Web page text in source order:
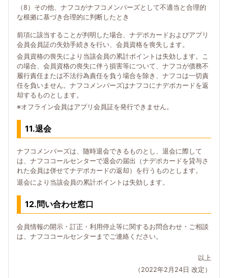
（8）その他、ナフコがナフコメンバーズとして不適当と合理的
な根拠に基づき合理的に判断したとき
前項に該当することが判明した場合、ナデポカードおよびアプリ
会員会員証の失効手続きを行い、会員資格を喪失します。
会員資格の喪失により当該会員の累計ポイントは失効します。こ
の場合、会員資格の喪失に伴う損害等について、ナフコが債務不
履行責任または不法行為責任を負う場合を除き、ナフコは一切責
任を負いません。ナフコメンバーズはナフコにナデポカードを返
却するものとします。
※オフライン会員はアプリ会員証を発行できません。
11.退会
ナフコメンバーズは、随時退会できるものとし、退会に際して
は、ナフココールセンターで退会の届出（ナデポカードを貸与さ
れた会員は併せてナデポカードの返却）を行うものとします。
退会により当該会員の累計ポイントは失効します。
12.問い合わせ窓口
会員情報の開示・訂正・利用停止等に関するお問合わせ・ご相談
は、ナフココールセンターまでご連絡ください。
以上
（2022年2月24日 改定）